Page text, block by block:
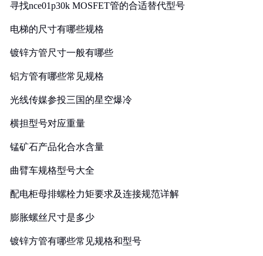
寻找nce01p30k MOSFET管的合适替代型号
电梯的尺寸有哪些规格
镀锌方管尺寸一般有哪些
铝方管有哪些常见规格
光线传媒参投三国的星空爆冷
横担型号对应重量
锰矿石产品化合水含量
曲臂车规格型号大全
配电柜母排螺栓力矩要求及连接规范详解
膨胀螺丝尺寸是多少
镀锌方管有哪些常见规格和型号